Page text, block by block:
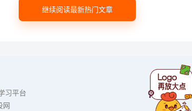
继续阅读最新热门文章
习平台
网